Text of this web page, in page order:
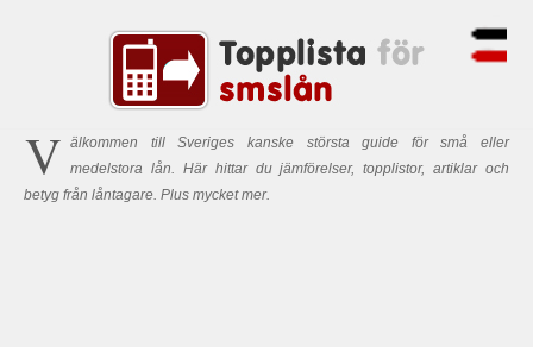
V älkommen till Sveriges kanske största guide för små eller
medelstora lån. Här hittar du jämförelser, topplistor, artiklar och
betyg från låntagare. Plus mycket mer.